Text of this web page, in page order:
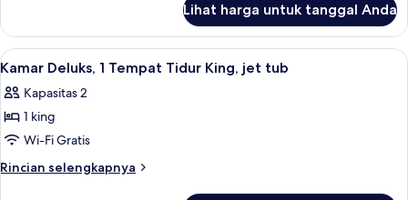
King,
jet
tub
Kamar
Bisnis,
1
Tidur
King,
tub
Lihat harga untuk tanggal Anda
Lihat
semua
foto
untuk
Kamar
Deluks,
Kamar Deluks, 1 Tempat Tidur King,
10
Kamar Deluks, 1 Tempat Tidur King, jet tub
Kapasitas 2
1 king
Wi-Fi Gratis
Rincian selengkapnya
Rincian